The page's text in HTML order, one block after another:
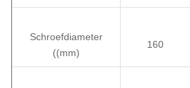
Schroefdiameter
((mm)
160